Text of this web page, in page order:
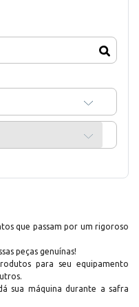
que passam por um rigoroso
peças genuínas!
para seu equipamento
sua máquina durante a safra